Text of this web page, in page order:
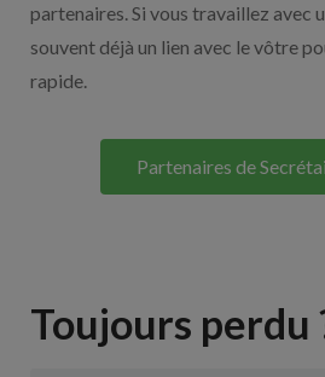
partenaires. Si vous travaillez avec
souvent déjà un lien avec le vôtre
rapide.
Partenaires de
Toujours perdu